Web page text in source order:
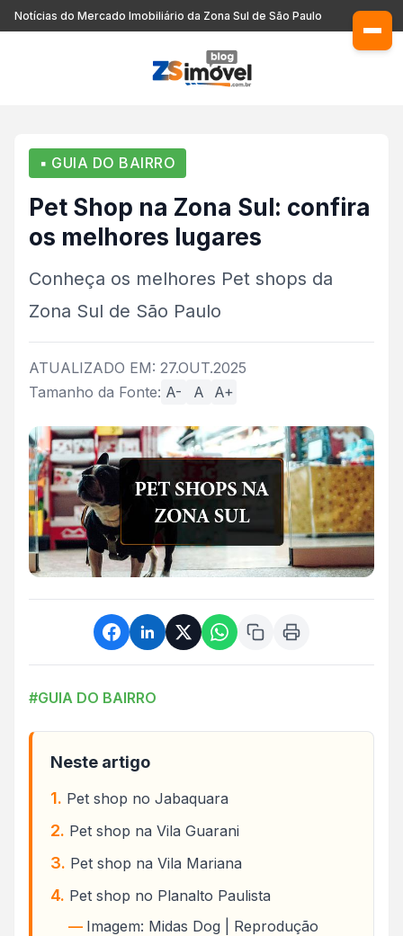
Notícias do Mercado Imobiliário da Zona Sul de São Paulo
▪ GUIA DO BAIRRO
Pet Shop na Zona Sul: confira
os melhores lugares
Conheça os melhores Pet shops da
Zona Sul de São Paulo
ATUALIZADO EM: 27.OUT.2025
Tamanho da Fonte: A- A A+
#GUIA DO BAIRRO
Neste artigo
Pet shop no Jabaquara
Pet shop na Vila Guarani
Pet shop na Vila Mariana
Pet shop no Planalto Paulista
Imagem: Midas Dog | Reprodução